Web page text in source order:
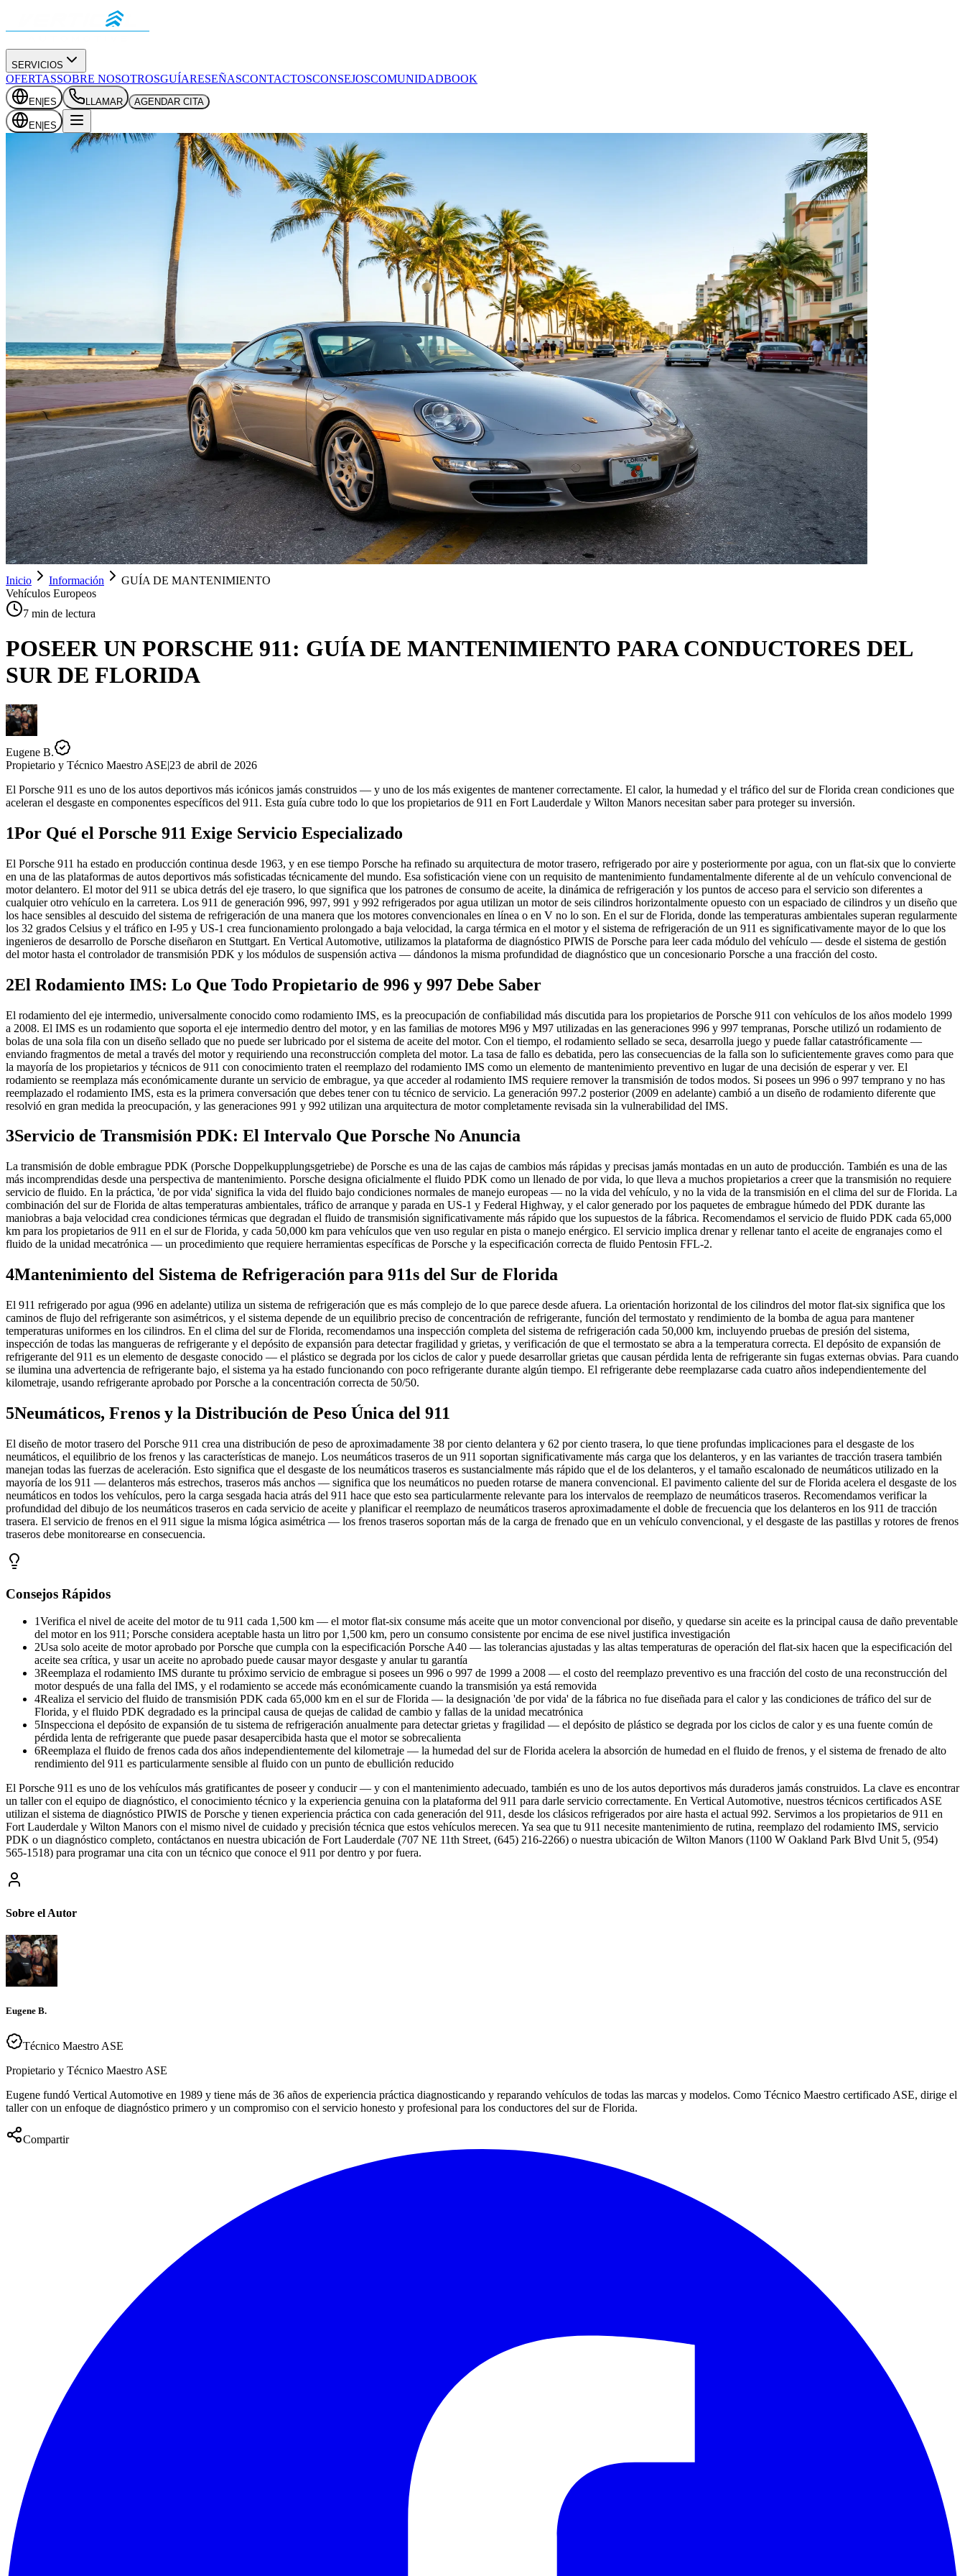
SERVICIOS
OFERTASSOBRE NOSOTROSGUÍARESEÑASCONTACTOSCONSEJOSCOMUNIDADBOOK
EN ES LLAMAR AGENDAR CITA
EN ES
Inicio Información
GUÍA DE MANTENIMIENTO
Vehículos Europeos
7 min de lectura
POSEER UN PORSCHE 911: GUÍA DE MANTENIMIENTO PARA CONDUCTORES DEL
SUR DE FLORIDA
Eugene B.
Propietario y Técnico Maestro ASE|23 de abril de 2026
El Porsche 911 es uno de los autos deportivos más icónicos jamás construidos — y uno de los más exigentes de mantener correctamente. El calor, la humedad y el tráfico del sur de Florida crean condiciones que
aceleran el desgaste en componentes específicos del 911. Esta guía cubre todo lo que los propietarios de 911 en Fort Lauderdale y Wilton Manors necesitan saber para proteger su inversión.
1Por Qué el Porsche 911 Exige Servicio Especializado
El Porsche 911 ha estado en producción continua desde 1963, y en ese tiempo Porsche ha refinado su arquitectura de motor trasero, refrigerado por aire y posteriormente por agua, con un flat-six que lo convierte
en una de las plataformas de autos deportivos más sofisticadas técnicamente del mundo. Esa sofisticación viene con un requisito de mantenimiento fundamentalmente diferente al de un vehículo convencional de
motor delantero. El motor del 911 se ubica detrás del eje trasero, lo que significa que los patrones de consumo de aceite, la dinámica de refrigeración y los puntos de acceso para el servicio son diferentes a
cualquier otro vehículo en la carretera. Los 911 de generación 996, 997, 991 y 992 refrigerados por agua utilizan un motor de seis cilindros horizontalmente opuesto con un espaciado de cilindros y un diseño que
los hace sensibles al descuido del sistema de refrigeración de una manera que los motores convencionales en línea o en V no lo son. En el sur de Florida, donde las temperaturas ambientales superan regularmente
los 32 grados Celsius y el tráfico en I-95 y US-1 crea funcionamiento prolongado a baja velocidad, la carga térmica en el motor y el sistema de refrigeración de un 911 es significativamente mayor de lo que los
ingenieros de desarrollo de Porsche diseñaron en Stuttgart. En Vertical Automotive, utilizamos la plataforma de diagnóstico PIWIS de Porsche para leer cada módulo del vehículo — desde el sistema de gestión
del motor hasta el controlador de transmisión PDK y los módulos de suspensión activa — dándonos la misma profundidad de diagnóstico que un concesionario Porsche a una fracción del costo.
2El Rodamiento IMS: Lo Que Todo Propietario de 996 y 997 Debe Saber
El rodamiento del eje intermedio, universalmente conocido como rodamiento IMS, es la preocupación de confiabilidad más discutida para los propietarios de Porsche 911 con vehículos de los años modelo 1999
a 2008. El IMS es un rodamiento que soporta el eje intermedio dentro del motor, y en las familias de motores M96 y M97 utilizadas en las generaciones 996 y 997 tempranas, Porsche utilizó un rodamiento de
bolas de una sola fila con un diseño sellado que no puede ser lubricado por el sistema de aceite del motor. Con el tiempo, el rodamiento sellado se seca, desarrolla juego y puede fallar catastróficamente —
enviando fragmentos de metal a través del motor y requiriendo una reconstrucción completa del motor. La tasa de fallo es debatida, pero las consecuencias de la falla son lo suficientemente graves como para que
la mayoría de los propietarios y técnicos de 911 con conocimiento traten el reemplazo del rodamiento IMS como un elemento de mantenimiento preventivo en lugar de una decisión de esperar y ver. El
rodamiento se reemplaza más económicamente durante un servicio de embrague, ya que acceder al rodamiento IMS requiere remover la transmisión de todos modos. Si posees un 996 o 997 temprano y no has
reemplazado el rodamiento IMS, esta es la primera conversación que debes tener con tu técnico de servicio. La generación 997.2 posterior (2009 en adelante) cambió a un diseño de rodamiento diferente que
resolvió en gran medida la preocupación, y las generaciones 991 y 992 utilizan una arquitectura de motor completamente revisada sin la vulnerabilidad del IMS.
3Servicio de Transmisión PDK: El Intervalo Que Porsche No Anuncia
La transmisión de doble embrague PDK (Porsche Doppelkupplungsgetriebe) de Porsche es una de las cajas de cambios más rápidas y precisas jamás montadas en un auto de producción. También es una de las
más incomprendidas desde una perspectiva de mantenimiento. Porsche designa oficialmente el fluido PDK como un llenado de por vida, lo que lleva a muchos propietarios a creer que la transmisión no requiere
servicio de fluido. En la práctica, 'de por vida' significa la vida del fluido bajo condiciones normales de manejo europeas — no la vida del vehículo, y no la vida de la transmisión en el clima del sur de Florida. La
combinación del sur de Florida de altas temperaturas ambientales, tráfico de arranque y parada en US-1 y Federal Highway, y el calor generado por los paquetes de embrague húmedo del PDK durante las
maniobras a baja velocidad crea condiciones térmicas que degradan el fluido de transmisión significativamente más rápido que los supuestos de la fábrica. Recomendamos el servicio de fluido PDK cada 65,000
km para los propietarios de 911 en el sur de Florida, y cada 50,000 km para vehículos que ven uso regular en pista o manejo enérgico. El servicio implica drenar y rellenar tanto el aceite de engranajes como el
fluido de la unidad mecatrónica — un procedimiento que requiere herramientas específicas de Porsche y la especificación correcta de fluido Pentosin FFL-2.
4Mantenimiento del Sistema de Refrigeración para 911s del Sur de Florida
El 911 refrigerado por agua (996 en adelante) utiliza un sistema de refrigeración que es más complejo de lo que parece desde afuera. La orientación horizontal de los cilindros del motor flat-six significa que los
caminos de flujo del refrigerante son asimétricos, y el sistema depende de un equilibrio preciso de concentración de refrigerante, función del termostato y rendimiento de la bomba de agua para mantener
temperaturas uniformes en los cilindros. En el clima del sur de Florida, recomendamos una inspección completa del sistema de refrigeración cada 50,000 km, incluyendo pruebas de presión del sistema,
inspección de todas las mangueras de refrigerante y el depósito de expansión para detectar fragilidad y grietas, y verificación de que el termostato se abra a la temperatura correcta. El depósito de expansión de
refrigerante del 911 es un elemento de desgaste conocido — el plástico se degrada por los ciclos de calor y puede desarrollar grietas que causan pérdida lenta de refrigerante sin fugas externas obvias. Para cuando
se ilumina una advertencia de refrigerante bajo, el sistema ya ha estado funcionando con poco refrigerante durante algún tiempo. El refrigerante debe reemplazarse cada cuatro años independientemente del
kilometraje, usando refrigerante aprobado por Porsche a la concentración correcta de 50/50.
5Neumáticos, Frenos y la Distribución de Peso Única del 911
El diseño de motor trasero del Porsche 911 crea una distribución de peso de aproximadamente 38 por ciento delantera y 62 por ciento trasera, lo que tiene profundas implicaciones para el desgaste de los
neumáticos, el equilibrio de los frenos y las características de manejo. Los neumáticos traseros de un 911 soportan significativamente más carga que los delanteros, y en las variantes de tracción trasera también
manejan todas las fuerzas de aceleración. Esto significa que el desgaste de los neumáticos traseros es sustancialmente más rápido que el de los delanteros, y el tamaño escalonado de neumáticos utilizado en la
mayoría de los 911 — delanteros más estrechos, traseros más anchos — significa que los neumáticos no pueden rotarse de manera convencional. El pavimento caliente del sur de Florida acelera el desgaste de los
neumáticos en todos los vehículos, pero la carga sesgada hacia atrás del 911 hace que esto sea particularmente relevante para los intervalos de reemplazo de neumáticos traseros. Recomendamos verificar la
profundidad del dibujo de los neumáticos traseros en cada servicio de aceite y planificar el reemplazo de neumáticos traseros aproximadamente el doble de frecuencia que los delanteros en los 911 de tracción
trasera. El servicio de frenos en el 911 sigue la misma lógica asimétrica — los frenos traseros soportan más de la carga de frenado que en un vehículo convencional, y el desgaste de las pastillas y rotores de frenos
traseros debe monitorearse en consecuencia.
Consejos Rápidos
1Verifica el nivel de aceite del motor de tu 911 cada 1,500 km — el motor flat-six consume más aceite que un motor convencional por diseño, y quedarse sin aceite es la principal causa de daño preventable
del motor en los 911; Porsche considera aceptable hasta un litro por 1,500 km, pero un consumo consistente por encima de ese nivel justifica investigación
2Usa solo aceite de motor aprobado por Porsche que cumpla con la especificación Porsche A40 — las tolerancias ajustadas y las altas temperaturas de operación del flat-six hacen que la especificación del
aceite sea crítica, y usar un aceite no aprobado puede causar mayor desgaste y anular tu garantía
3Reemplaza el rodamiento IMS durante tu próximo servicio de embrague si posees un 996 o 997 de 1999 a 2008 — el costo del reemplazo preventivo es una fracción del costo de una reconstrucción del
motor después de una falla del IMS, y el rodamiento se accede más económicamente cuando la transmisión ya está removida
4Realiza el servicio del fluido de transmisión PDK cada 65,000 km en el sur de Florida — la designación 'de por vida' de la fábrica no fue diseñada para el calor y las condiciones de tráfico del sur de
Florida, y el fluido PDK degradado es la principal causa de quejas de calidad de cambio y fallas de la unidad mecatrónica
5Inspecciona el depósito de expansión de tu sistema de refrigeración anualmente para detectar grietas y fragilidad — el depósito de plástico se degrada por los ciclos de calor y es una fuente común de
pérdida lenta de refrigerante que puede pasar desapercibida hasta que el motor se sobrecalienta
6Reemplaza el fluido de frenos cada dos años independientemente del kilometraje — la humedad del sur de Florida acelera la absorción de humedad en el fluido de frenos, y el sistema de frenado de alto
rendimiento del 911 es particularmente sensible al fluido con un punto de ebullición reducido
El Porsche 911 es uno de los vehículos más gratificantes de poseer y conducir — y con el mantenimiento adecuado, también es uno de los autos deportivos más duraderos jamás construidos. La clave es encontrar
un taller con el equipo de diagnóstico, el conocimiento técnico y la experiencia genuina con la plataforma del 911 para darle servicio correctamente. En Vertical Automotive, nuestros técnicos certificados ASE
utilizan el sistema de diagnóstico PIWIS de Porsche y tienen experiencia práctica con cada generación del 911, desde los clásicos refrigerados por aire hasta el actual 992. Servimos a los propietarios de 911 en
Fort Lauderdale y Wilton Manors con el mismo nivel de cuidado y precisión técnica que estos vehículos merecen. Ya sea que tu 911 necesite mantenimiento de rutina, reemplazo del rodamiento IMS, servicio
PDK o un diagnóstico completo, contáctanos en nuestra ubicación de Fort Lauderdale (707 NE 11th Street, (645) 216-2266) o nuestra ubicación de Wilton Manors (1100 W Oakland Park Blvd Unit 5, (954)
565-1518) para programar una cita con un técnico que conoce el 911 por dentro y por fuera.
Sobre el Autor
Eugene B.
Técnico Maestro ASE
Propietario y Técnico Maestro ASE
Eugene fundó Vertical Automotive en 1989 y tiene más de 36 años de experiencia práctica diagnosticando y reparando vehículos de todas las marcas y modelos. Como Técnico Maestro certificado ASE, dirige el
taller con un enfoque de diagnóstico primero y un compromiso con el servicio honesto y profesional para los conductores del sur de Florida.
Compartir